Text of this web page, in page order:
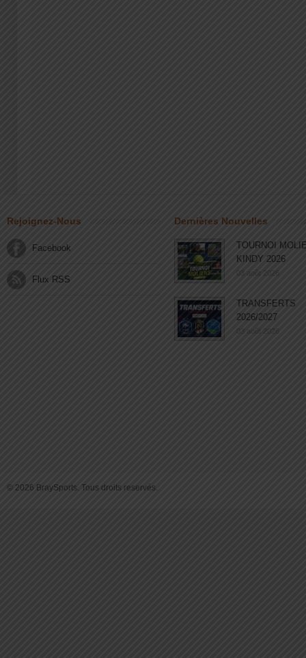
Rejoignez-Nous
Facebook
Flux RSS
Dernières Nouvelles
TOURNOI
KINDY 2026
03 août 2026
TRANSFERTS
2026/2027
03 août 2026
© 2026 BraySports. Tous droits reservés.